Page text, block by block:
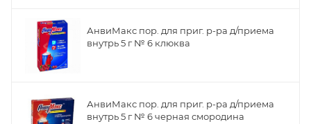
АнвиМакс пор. для приг. р-ра д/приема
внутрь 5 г № 6 клюква
АнвиМакс пор. для приг. р-ра д/приема
внутрь 5 г № 6 черная смородина